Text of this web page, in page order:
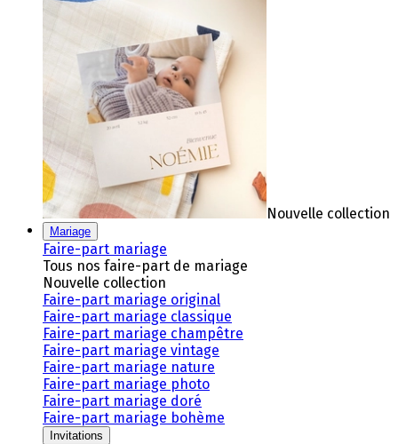
Nouvelle collection
Mariage
Faire-part mariage
Tous nos faire-part de mariage
Nouvelle collection
Faire-part mariage original
Faire-part mariage classique
Faire-part mariage champêtre
Faire-part mariage vintage
Faire-part mariage nature
Faire-part mariage photo
Faire-part mariage doré
Faire-part mariage bohème
Invitations